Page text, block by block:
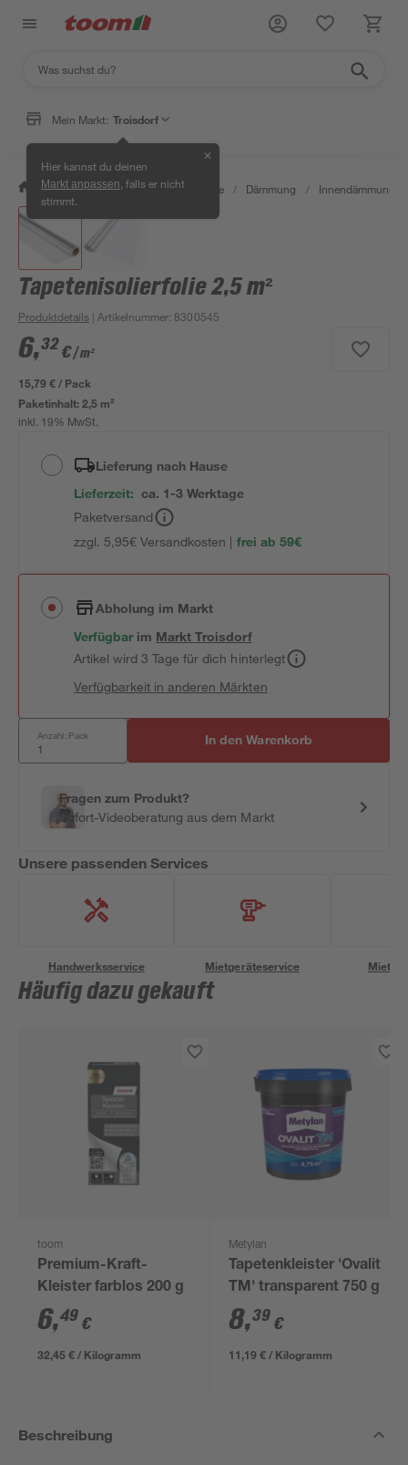
Mein Markt: Troisdorf
Hier kannst du deinen
Markt anpassen , falls er nicht
stimmt.
✕
/ Bauen & Renovieren / Baustoffe / Dämmung / Innendämmung
Tapetenisolierfolie 2,5 m²
Produktdetails | Artikelnummer: 8300545
6,32€/ m²
15,79 € / Pack
Paketinhalt:2,5 m²
inkl. 19% MwSt.
Lieferung nach Hause
Lieferzeit: ca. 1-3 Werktage
Paketversand
zzgl. 5,95€ Versandkosten | frei ab 59€
Abholung im Markt
Verfügbar im MarktTroisdorf
Artikel wird 3 Tage für dich hinterlegt
Verfügbarkeit in anderen Märkten
Anzahl: Pack In den Warenkorb
Fragen zum Produkt?
Sofort-Videoberatung aus dem Markt
Unsere passenden Services
Handwerksservice Mietgeräteservice
Häufig dazu gekauft
toom
Premium-Kraft-
Kleister farblos 200 g
6,49 €
32,45 € / Kilogramm
Metylan
Tapetenkleister 'Ovalit
TM' transparent 750 g
8,39 €
11,19 € / Kilogramm
Beschreibung